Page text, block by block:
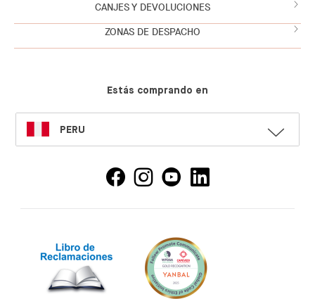
CANJES Y DEVOLUCIONES
ZONAS DE DESPACHO
Estás comprando en
SELECT
LANGUAGE
PERU